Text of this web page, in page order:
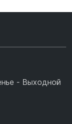
- Выходной